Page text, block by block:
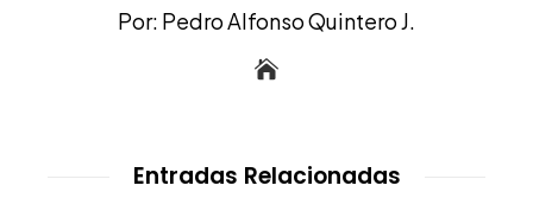
Por: Pedro Alfonso Quintero J.
Entradas Relacionadas